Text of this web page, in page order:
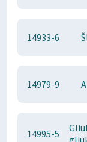
14933-6
14979-9
14995-5